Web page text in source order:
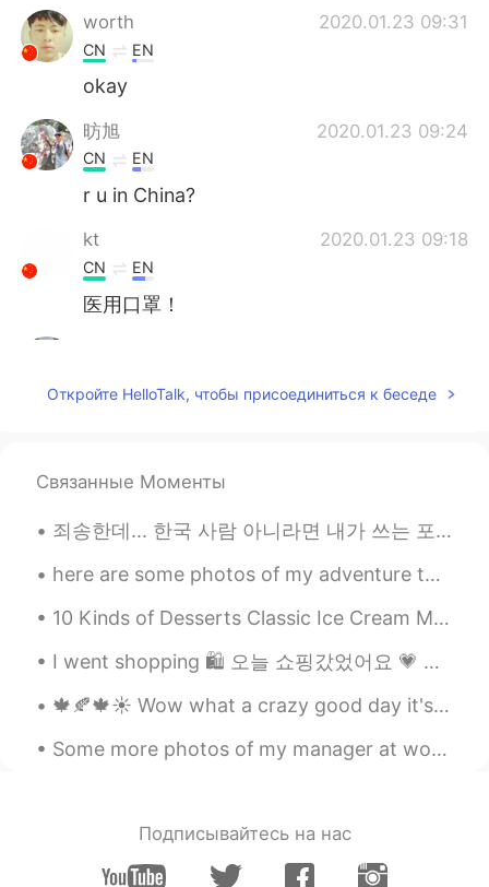
worth 2020.01.23 09:31
CN EN
okay
昉旭 2020.01.23 09:24
CN EN
r u in China?
kt 2020.01.23 09:18
CN EN
医用口罩！
CN EN
🌀
Откройте HelloTalk, чтобы присоединиться к беседе
Связанные Моменты
죄송한데... 한국 사람 아니라면 내가 쓰는 포스팅하고 댓글하고 메시지도 수정하지 마세요. 지겹다... 님은 한국 사람도 아니고 프로필 보고 생각보다 한국어 실력도 별로인데 ...
here are some photos of my adventure today ((,: my friend wanted to go on a hike and see the suns...
10 Kinds of Desserts Classic Ice Cream Milk, cream, sugar and egg yolks - classic taste (more f...
I went shopping 🛍 오늘 쇼핑갔었어요 💗 ~ there was SO many cute things ~ ... and some spookies 👻🤡🧟‍♂️🎃
🍁🍂🍁☀️ Wow what a crazy good day it's been today! It started with a cold and windy morning, howeve...
Some more photos of my manager at work. Isn't she cute? 😊 Her name is Minamoto no Yoritomo〜 もっと可...
Подписывайтесь на нас